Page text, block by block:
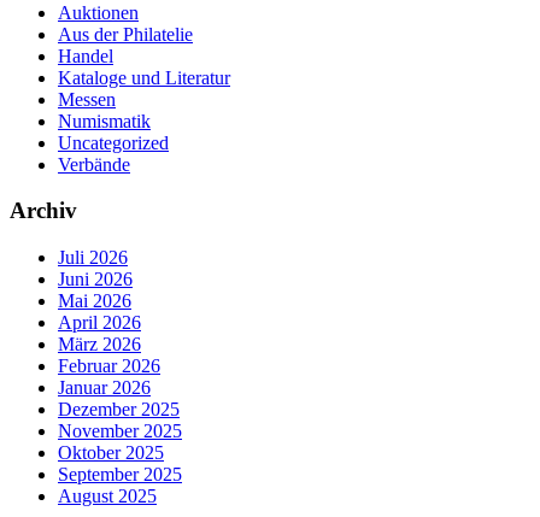
Auktionen
Aus der Philatelie
Handel
Kataloge und Literatur
Messen
Numismatik
Uncategorized
Verbände
Archiv
Juli 2026
Juni 2026
Mai 2026
April 2026
März 2026
Februar 2026
Januar 2026
Dezember 2025
November 2025
Oktober 2025
September 2025
August 2025